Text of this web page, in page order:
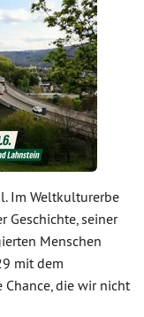
Im Weltkulturerbe
Geschichte, seiner
Menschen
mit dem
die wir nicht